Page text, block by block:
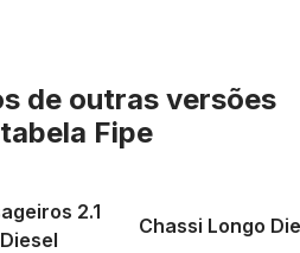
de outras versões
Fipe
2.1
Diesel
Chassi Longo